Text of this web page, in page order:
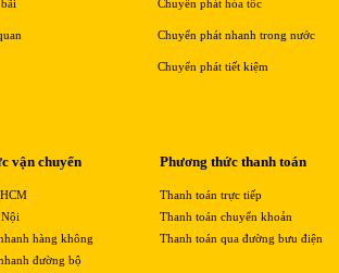
Chuyển phát hỏa tốc
Chuyển phát nhanh trong nước
Chuyển phát tiết kiệm
vận chuyển
hàng không
đường bộ
Phương thức thanh toán
Thanh toán trực tiếp
Thanh toán chuyển khoản
Thanh toán qua đường bưu điện